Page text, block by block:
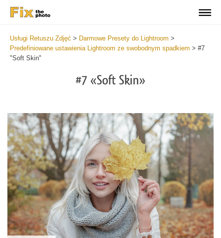
Usługi Retuszu Zdjęć > Darmowe Presety do Lightroom >
Predefiniowane ustawienia Lightroom ze swobodnym spadkiem > #7
"Soft Skin"
#7 «Soft Skin»